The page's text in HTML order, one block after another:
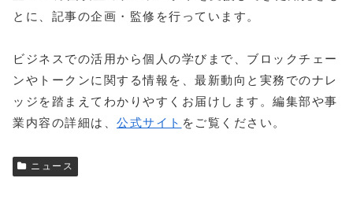
とに、記事の企画・監修を行っています。
ビジネスでの活用から個人の学びまで、ブロックチェー
ンやトークンに関する情報を、最新動向と実務でのナレ
ッジを踏まえてわかりやすくお届けします。編集部や事
業内容の詳細は、 公式サイト をご覧ください。
ニュース